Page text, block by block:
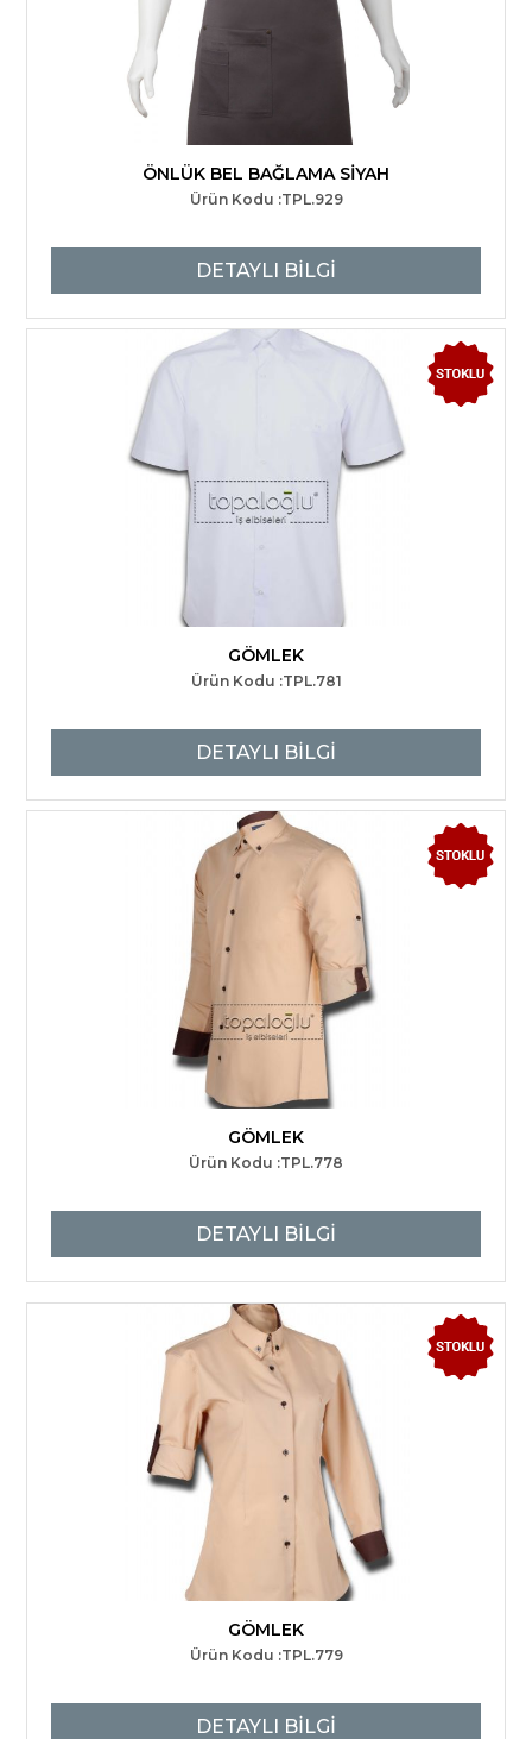
ÖNLÜK BEL BAĞLAMA SİYAH
Ürün Kodu :TPL.929
DETAYLI BİLGİ
GÖMLEK
Ürün Kodu :TPL.781
DETAYLI BİLGİ
GÖMLEK
Ürün Kodu :TPL.778
DETAYLI BİLGİ
GÖMLEK
Ürün Kodu :TPL.779
DETAYLI BİLGİ